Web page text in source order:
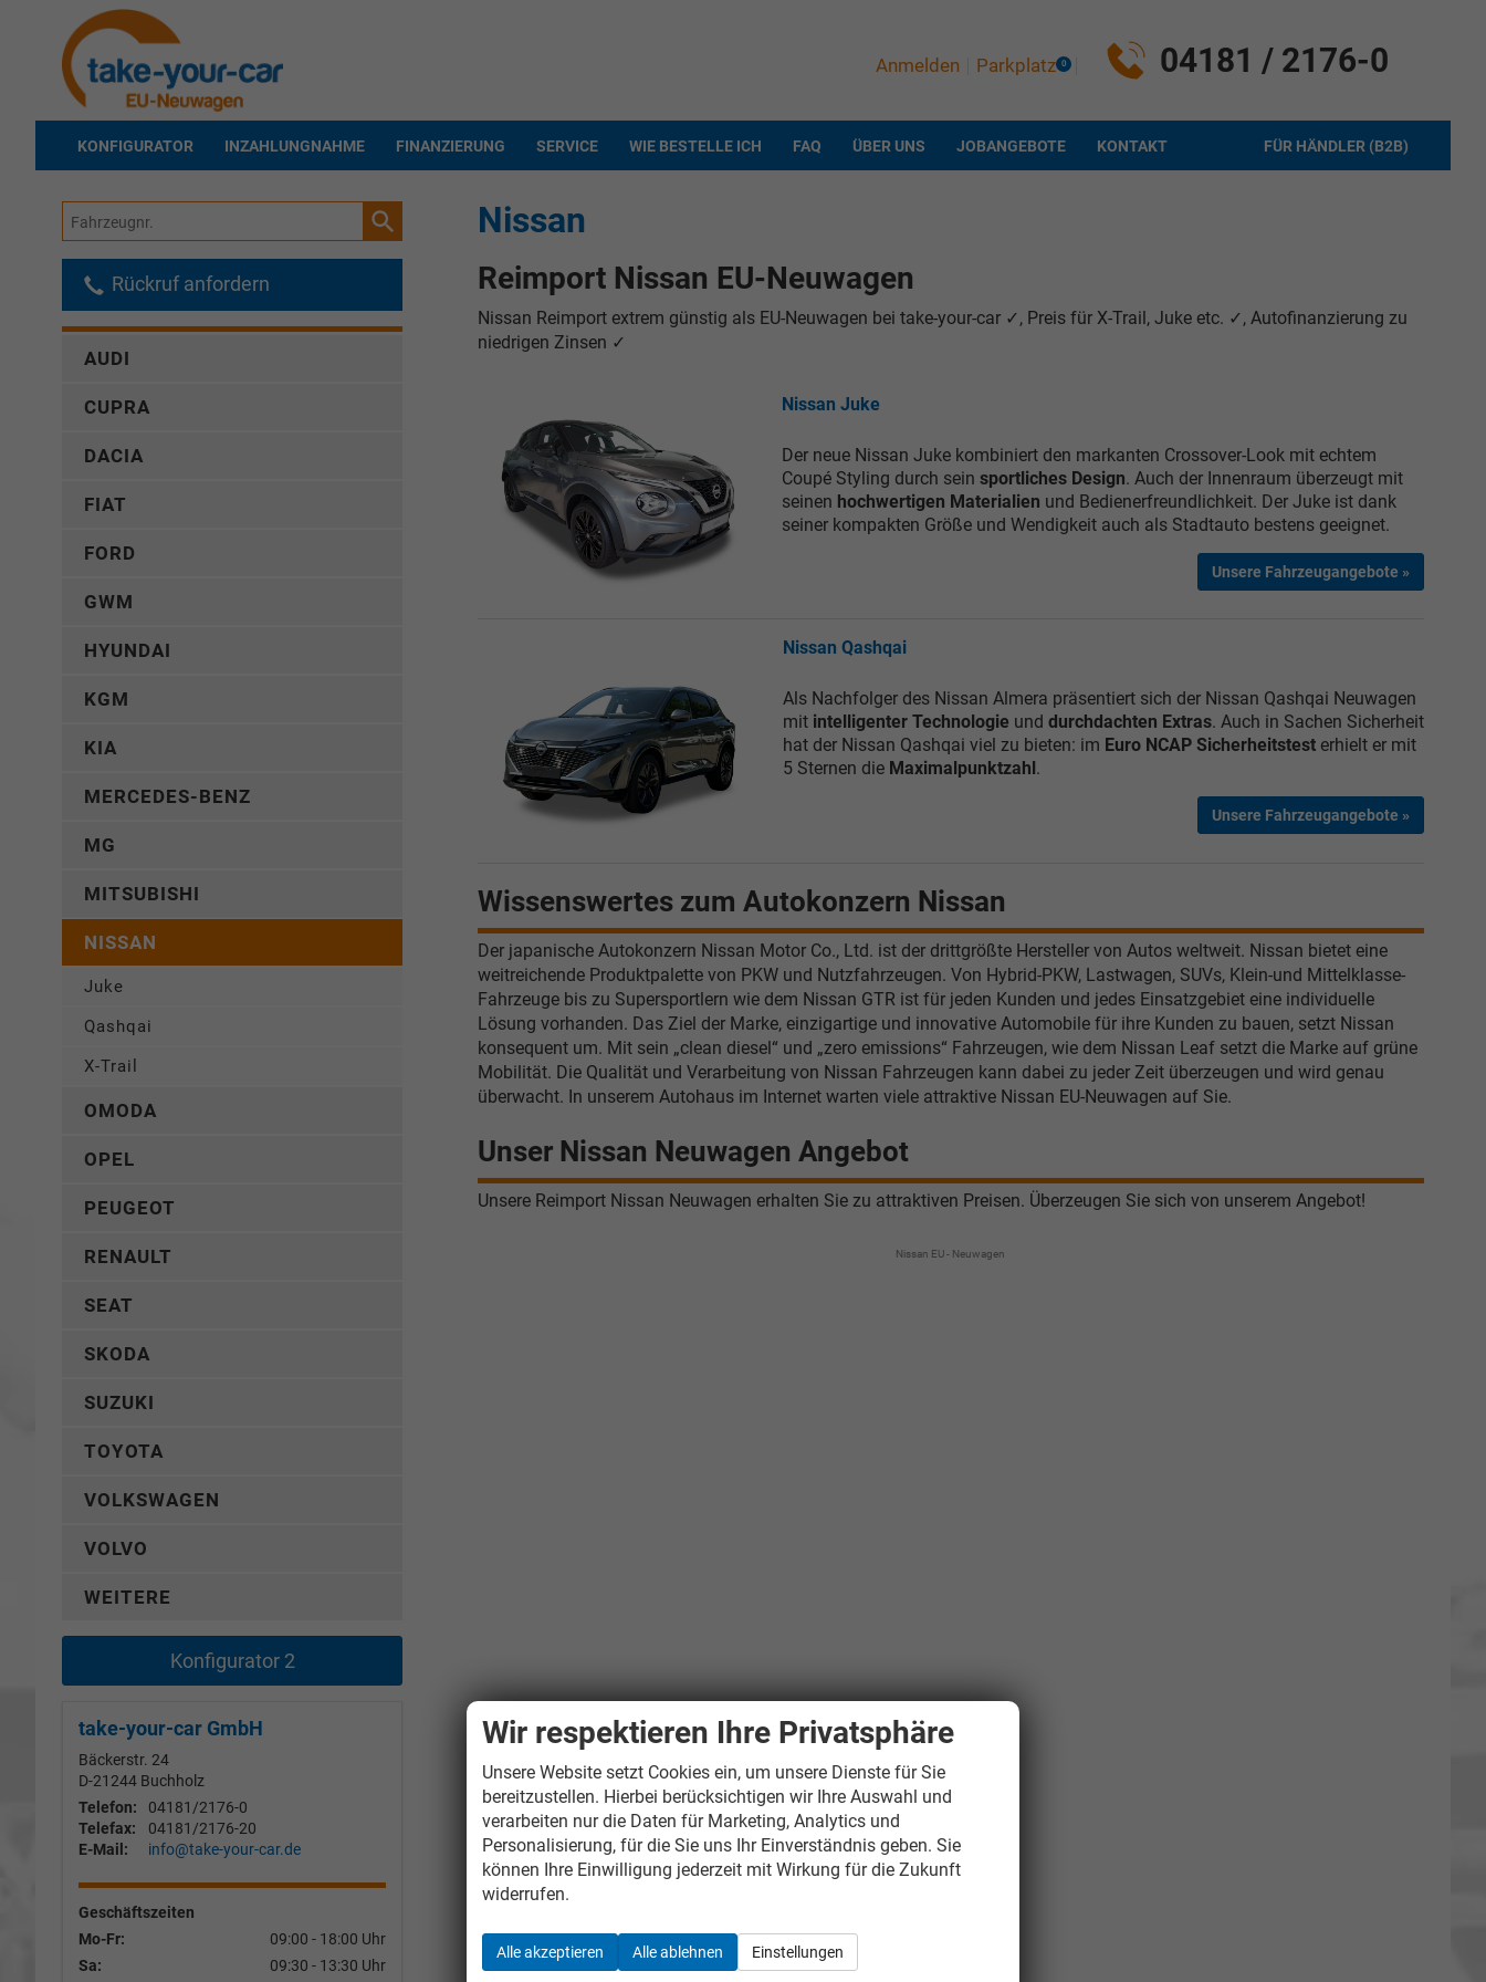
04181 / 2176-0
Anmelden Parkplatz 0
KONFIGURATOR INZAHLUNGNAHME FINANZIERUNG SERVICE WIE BESTELLE ICH FAQ ÜBER UNS JOBANGEBOTE FÜR HÄNDLER (B2B)
KONTAKT
Nissan
Reimport Nissan EU-Neuwagen
Nissan Reimport extrem günstig als EU-Neuwagen bei take-your-car ✓, Preis für X-Trail, Juke etc. ✓, Autofinanzierung zu
niedrigen Zinsen ✓
Nissan Juke
Der neue Nissan Juke kombiniert den markanten Crossover-Look mit echtem
Coupé Styling durch sein sportliches Design. Auch der Innenraum überzeugt mit
seinen hochwertigen Materialien und Bedienerfreundlichkeit. Der Juke ist dank
seiner kompakten Größe und Wendigkeit auch als Stadtauto bestens geeignet.
Unsere Fahrzeugangebote »
Nissan Qashqai
Als Nachfolger des Nissan Almera präsentiert sich der Nissan Qashqai Neuwagen
mit intelligenter Technologie und durchdachten Extras. Auch in Sachen Sicherheit
hat der Nissan Qashqai viel zu bieten: im Euro NCAP Sicherheitstesterhielt er mit
5 Sternen die Maximalpunktzahl .
Unsere Fahrzeugangebote »
Wissenswertes zum Autokonzern Nissan
Der japanische Autokonzern Nissan Motor Co., Ltd. ist der drittgrößte Hersteller von Autos weltweit. Nissan bietet eine
weitreichende Produktpalette von PKW und Nutzfahrzeugen. Von Hybrid-PKW, Lastwagen, SUVs, Klein-und Mittelklasse-
Fahrzeuge bis zu Supersportlern wie dem Nissan GTR ist für jeden Kunden und jedes Einsatzgebiet eine individuelle
Lösung vorhanden. Das Ziel der Marke, einzigartige und innovative Automobile für ihre Kunden zu bauen, setzt Nissan
konsequent um. Mit sein „clean diesel“ und „zero emissions“ Fahrzeugen, wie dem Nissan Leaf setzt die Marke auf grüne
Mobilität. Die Qualität und Verarbeitung von Nissan Fahrzeugen kann dabei zu jeder Zeit überzeugen und wird genau
überwacht. In unserem Autohaus im Internet warten viele attraktive Nissan EU-Neuwagen auf Sie.
Unser Nissan Neuwagen Angebot
Unsere Reimport Nissan Neuwagen erhalten Sie zu attraktiven Preisen. Überzeugen Sie sich von unserem Angebot!
Nissan EU - Neuwagen
Fahrzeugnr.
Rückruf anfordern
AUDI
CUPRA
DACIA
FIAT
FORD
GWM
HYUNDAI
KGM
KIA
MERCEDES-BENZ
MG
MITSUBISHI
NISSAN
Juke
Qashqai
X-Trail
OMODA
OPEL
PEUGEOT
RENAULT
SEAT
SKODA
SUZUKI
TOYOTA
VOLKSWAGEN
VOLVO
WEITERE
Konfigurator 2
take-your-car GmbH
Bäckerstr. 24
D-21244 Buchholz
Telefon:
04181/2176-0
Telefax:
04181/2176-20
E-Mail:
info@take-your-car.de
Geschäftszeiten
Mo-Fr:
09:00 - 18:00 Uhr
Sa:
09:30 - 13:30 Uhr
Wir respektieren Ihre Privatsphäre
Unsere Website setzt Cookies ein, um unsere Dienste für Sie
bereitzustellen. Hierbei berücksichtigen wir Ihre Auswahl und
verarbeiten nur die Daten für Marketing, Analytics und
Personalisierung, für die Sie uns Ihr Einverständnis geben. Sie
können Ihre Einwilligung jederzeit mit Wirkung für die Zukunft
widerrufen.
Alle akzeptieren Alle ablehnen Einstellungen